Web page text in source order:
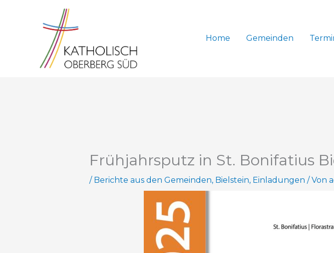
Home
Gemeinden
Frühjahrsputz in St. Bonifatius
/ Berichte aus den Gemeinden, Bielstein, Einladungen / Von